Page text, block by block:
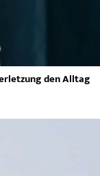
den Alltag